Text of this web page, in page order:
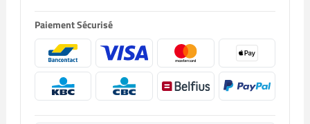
Paiement Sécurisé